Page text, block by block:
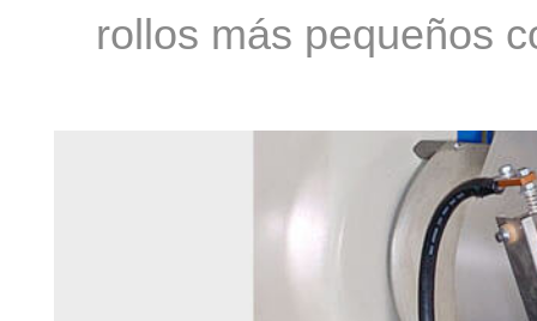
rollos más pequeños